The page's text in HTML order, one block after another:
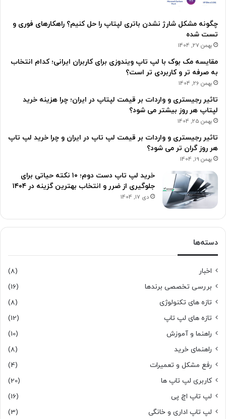
چگونه مشکل شارژ نشدن باتری لپتاپ را حل کنیم؟ راهکارهای فوری و
تست شده
بهمن 27, 1404
مقایسه مک بوک با لپ تاپ ویندوزی برای کاربران ایرانی؛ کدام انتخاب
به صرفه تر و کاربردی تر است؟
بهمن 26, 1404
تاثیر رجیستری و واردات بر قیمت لپتاپ در ایران؛ چرا هزینه خرید
لپتاپ هر روز بیشتر می شود؟
بهمن 25, 1404
تاثیر رجیستری و واردات بر قیمت لپ تاپ در ایران و چرا خرید لپ تاپ
هر روز گران تر می شود؟
بهمن 19, 1404
خرید لپ تاپ دست دوم؛ ۱۰ نکته حیاتی برای
جلوگیری از ضرر و انتخاب بهترین گزینه در ۱۴۰۴
دی 17, 1404
دسته‌ها
اخبار
(8)
بررسی تخصصی برندها
(16)
تازه های تکنولوژی
(8)
تازه های لپ تاپ
(12)
راهنما و آموزش
(10)
راهنمای خرید
(8)
رفع مشکل و تعمیرات
(4)
کاربری لپ تاپ ها
(20)
لپ تاپ اچ پی
(16)
لپ تاپ اداری و خانگی
(3)